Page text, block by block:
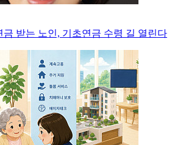
금 받는 노인, 기초연금 수령 길 열린다